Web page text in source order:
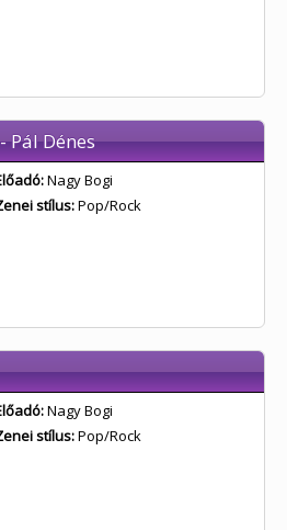
Pál Dénes
Nagy Bogi
stílus:Pop/Rock
Nagy Bogi
stílus:Pop/Rock